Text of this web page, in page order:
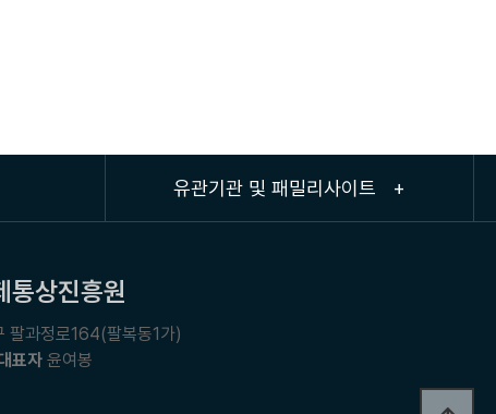
유관기관 및 패밀리사이트 +
통상진흥원
팔과정로164(팔복동1가)
표자 윤여봉